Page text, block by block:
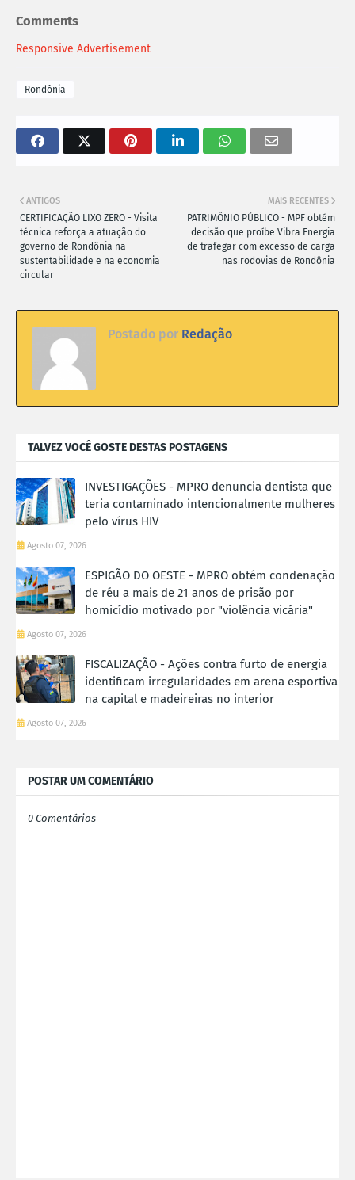
Comments
Responsive Advertisement
Rondônia
MAIS RECENTES
PATRIMÔNIO PÚBLICO - MPF obtém
decisão que proíbe Vibra Energia
de trafegar com excesso de carga
nas rodovias de Rondônia
ANTIGOS
CERTIFICAÇÃO LIXO ZERO - Visita
técnica reforça a atuação do
governo de Rondônia na
sustentabilidade e na economia
circular
Postado por Redação
TALVEZ VOCÊ GOSTE DESTAS POSTAGENS
INVESTIGAÇÕES - MPRO denuncia dentista que
teria contaminado intencionalmente mulheres
pelo vírus HIV
Agosto 07, 2026
ESPIGÃO DO OESTE - MPRO obtém condenação
de réu a mais de 21 anos de prisão por
homicídio motivado por "violência vicária"
Agosto 07, 2026
FISCALIZAÇÃO - Ações contra furto de energia
identificam irregularidades em arena esportiva
na capital e madeireiras no interior
Agosto 07, 2026
POSTAR UM COMENTÁRIO
0 Comentários